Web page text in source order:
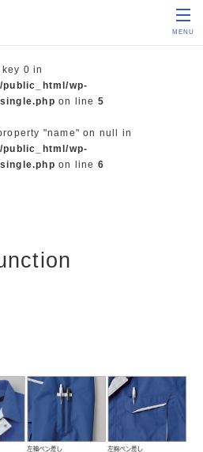
MENU
0 in
wp-
on line 5
"name" on null in
wp-
on line 6